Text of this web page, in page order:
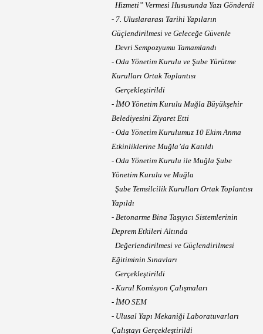
Hizmeti” Vermesi Hususunda Yazı Gönderdi
- 7. Uluslararası Tarihi Yapıların
Güçlendirilmesi ve Geleceğe Güvenle
Devri Sempozyumu Tamamlandı
- Oda Yönetim Kurulu ve Şube Yürütme
Kurulları Ortak Toplantısı
Gerçekleştirildi
- İMO Yönetim Kurulu Muğla Büyükşehir
Belediyesini Ziyaret Etti
- Oda Yönetim Kurulumuz 10 Ekim Anma
Etkinliklerine Muğla’da Katıldı
- Oda Yönetim Kurulu ile Muğla Şube
Yönetim Kurulu ve Muğla
Şube Temsilcilik Kurulları Ortak Toplantısı
Yapıldı
- Betonarme Bina Taşıyıcı Sistemlerinin
Deprem Etkileri Altında
Değerlendirilmesi ve Güçlendirilmesi
Eğitiminin Sınavları
Gerçekleştirildi
- Kurul Komisyon Çalışmaları
- İMO SEM
- Ulusal Yapı Mekaniği Laboratuvarları
Çalıştayı Gerçekleştirildi